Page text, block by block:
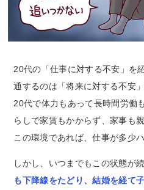
20代の「仕事に対する不安」を
通するのは「将来に対する不安
20代で体力もあって長時間労働
らしで家賃もかからず、家事も
この環境であれば、仕事が多少
しかし、いつまでもこの状態が
も下降線をたどり、結婚を経て